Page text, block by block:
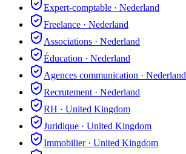
Expert-comptable · Nederland
Freelance · Nederland
Associations · Nederland
Éducation · Nederland
Agences communication · Nederland
Recrutement · Nederland
RH · United Kingdom
Juridique · United Kingdom
Immobilier· United Kingdom